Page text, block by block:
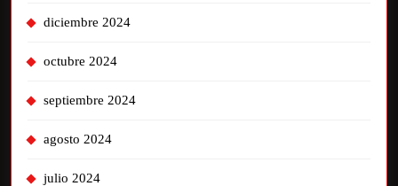
diciembre 2024
octubre 2024
septiembre 2024
agosto 2024
julio 2024